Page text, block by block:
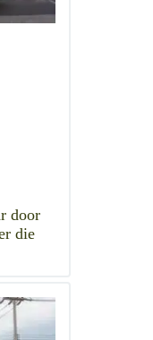
door
die